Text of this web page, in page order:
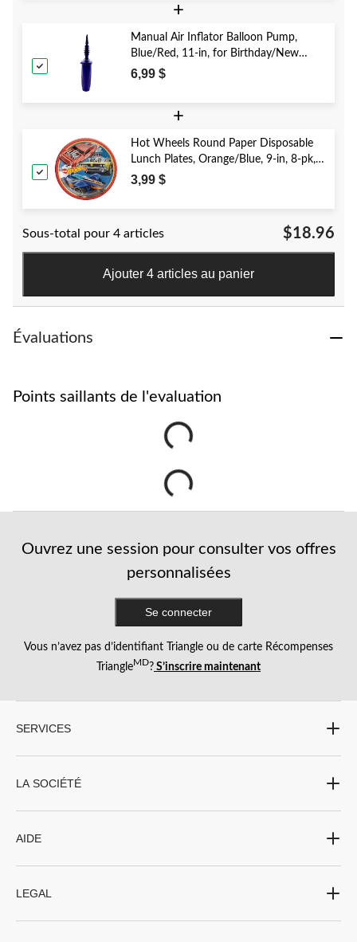
+
Manual Air Inflator Balloon Pump,
Blue/Red, 11-in, for Birthday/New
Year's Eve/Graduation/Baby
6,99 $
+
Hot Wheels Round Paper Disposable
Lunch Plates, Orange/Blue, 9-in, 8-pk,
for Birthday Party
3,99 $
Sous-total pour 4 articles $18.96
Ajouter 4 articles au panier
Évaluations
Points saillants de l'evaluation
Ouvrez une session pour consulter vos offres
personnalisées
Se connecter
Vous n’avez pas d’identifiant Triangle ou de carte Récompenses
TriangleMD? S’inscrire maintenant
SERVICES
LA SOCIÉTÉ
AIDE
LEGAL